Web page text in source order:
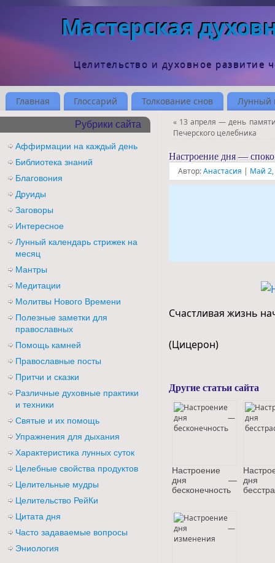
Мастерская
Целительство и духовное развитие
Главная Глоссарий Толкование снов Лунный
«13 апреля — день
Печерского целебника
Настроение дня —
Автор:Анастасия | Май 2,
Счастливая жизнь
(Цицерон)
Другие статьи сайта
Настроение
дня —
бесконечность
Рубрики сайта
Аффирмации на каждый день
Библиотека знаний
Благовония
Друиды
Заговоры
Интересное
Лунный календарь стрижек на
месяц
Мантры
Медитации
Молитвы Нового Времени
Полезные заметки для
православных
Помощь камней
Православные посты
Притчи и сказки
Различные духовные практики
и техники
Святые и их помощь
Упражнения для дыхания
Характеристика лунных суток
Целебные свойства продуктов
Целительные мудры
Целительство РейКи
Цитата дня
Часто задаваемые вопросы
Эниология